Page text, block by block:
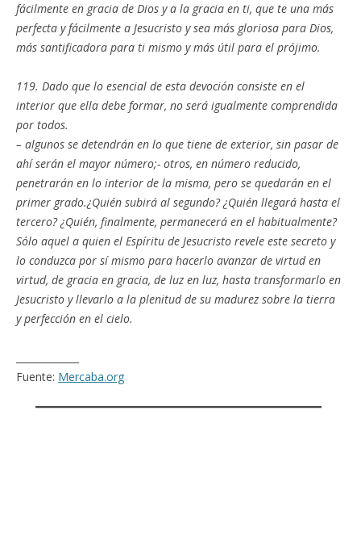
fácilmente en gracia de Dios y a la gracia en ti, que te una más
perfecta y fácilmente a Jesucristo y sea más gloriosa para Dios,
más santificadora para ti mismo y más útil para el prójimo.
119. Dado que lo esencial de esta devoción consiste en el
interior que ella debe formar, no será igualmente comprendida
por todos.
– algunos se detendrán en lo que tiene de exterior, sin pasar de
ahí serán el mayor número;- otros, en número reducido,
penetrarán en lo interior de la misma, pero se quedarán en el
primer grado.¿Quién subirá al segundo? ¿Quién llegará hasta el
tercero? ¿Quién, finalmente, permanecerá en el habitualmente?
Sólo aquel a quien el Espíritu de Jesucristo revele este secreto y
lo conduzca por sí mismo para hacerlo avanzar de virtud en
virtud, de gracia en gracia, de luz en luz, hasta transformarlo en
Jesucristo y llevarlo a la plenitud de su madurez sobre la tierra
y perfección en el cielo.
Fuente: Mercaba.org